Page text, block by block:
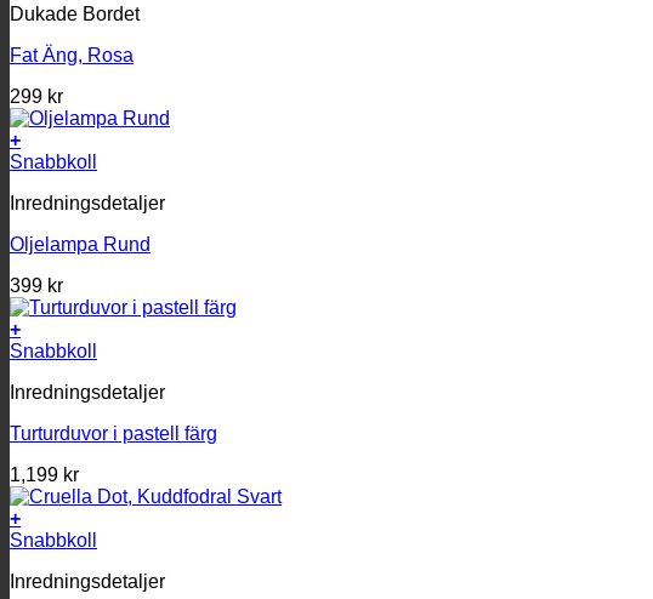
Dukade Bordet
Fat Äng, Rosa
299 kr
+
Snabbkoll
Inredningsdetaljer
Oljelampa Rund
399 kr
+
Snabbkoll
Inredningsdetaljer
Turturduvor i pastell färg
1,199 kr
+
Snabbkoll
Inredningsdetaljer